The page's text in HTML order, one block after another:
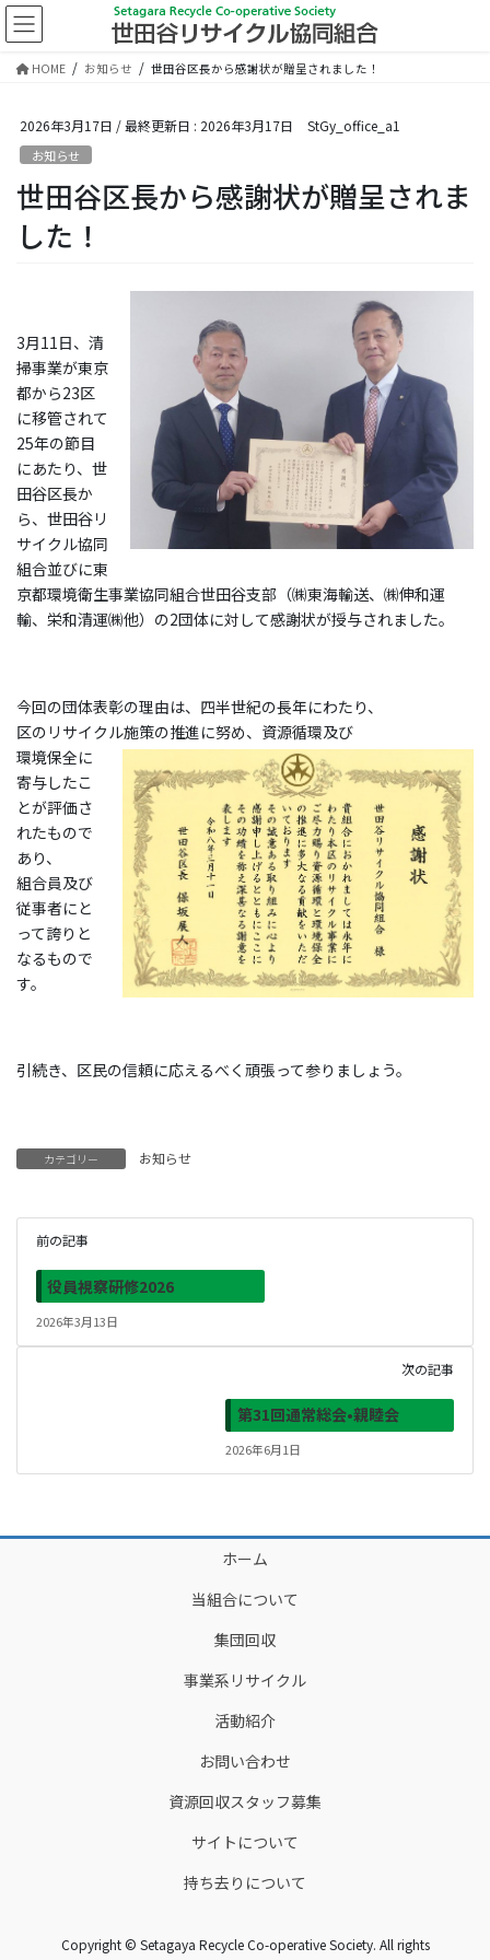
コ
ン
ナ
ビ
HOME お知らせ 世田谷区長から感謝状が贈呈されました！
2026年3月17日 / 最終更新日 : 2026年3月17日 StGy_office_a1
お知らせ
世田谷区長から感謝状が贈呈されま
した！
3月11日、清
掃事業が東京
都から23区
に移管されて
25年の節目
にあたり、世
田谷区長か
ら、世田谷リ
サイクル協同
組合並びに東
京都環境衛生事業協同組合世田谷支部（㈱東海輸送、㈱伸和運
輸、栄和清運㈱他）の2団体に対して感謝状が授与されました。
今回の団体表彰の理由は、四半世紀の長年にわたり、
区のリサイクル施策の推進に努め、資源循環及び
環境保全に
寄与したこ
とが評価さ
れたもので
あり、
組合員及び
従事者にと
って誇りと
なるもので
す。
引続き、区民の信頼に応えるべく頑張って参りましょう。
カテゴリー お知らせ
前の記事
役員視察研修2026
2026年3月13日
次の記事
第31回通常総会•親睦会
2026年6月1日
ホーム
当組合について
集団回収
事業系リサイクル
活動紹介
お問い合わせ
資源回収スタッフ募集
サイトについて
持ち去りについて
Copyright © Setagaya Recycle Co-operative Society. All rights